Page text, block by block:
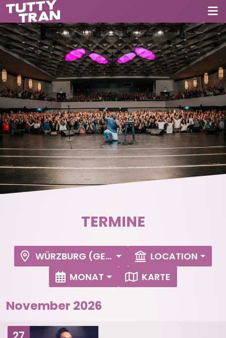
TERMINE
WÜRZBURG (GERMANY)
LOCATION
MONAT
KARTE
November 2026